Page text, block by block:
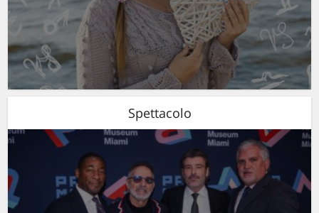
Spettacolo